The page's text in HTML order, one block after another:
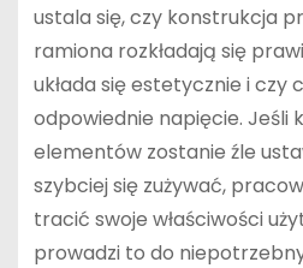
ustala się, czy konstrukcja
ramiona rozkładają się
układa się estetycznie i czy
odpowiednie napięcie. Jeśli
elementów zostanie źle
szybciej się zużywać,
tracić swoje właściwości
prowadzi to do